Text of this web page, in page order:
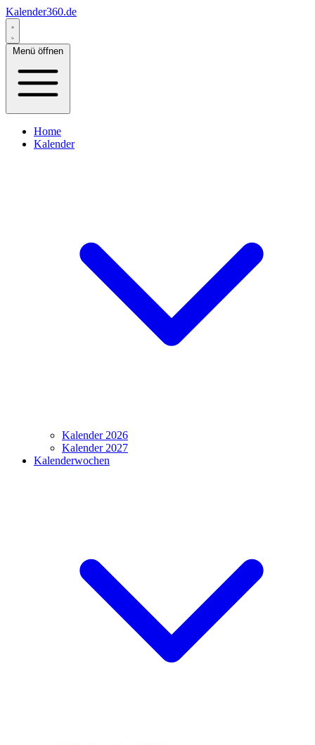
Kalender360.de
Menü öffnen
Home
Kalender
Kalender 2026
Kalender 2027
Kalenderwochen